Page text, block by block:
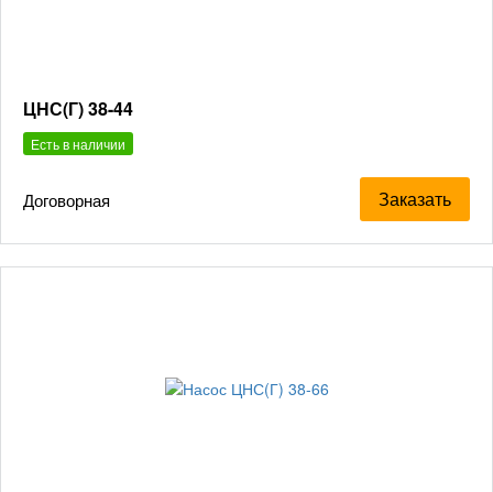
ЦНС(Г) 38-44
Есть в наличии
Договорная Заказать